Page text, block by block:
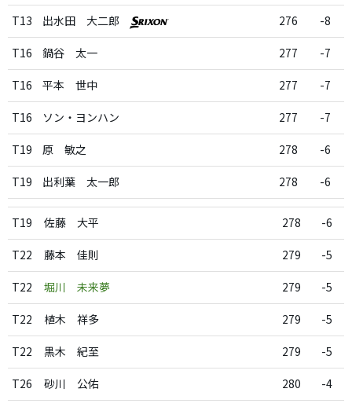
T13 出水田 大二郎 276 -8
T16 鍋谷 太一 277 -7
T16 平本 世中 277 -7
T16 ソン・ヨンハン 277 -7
T19 原 敏之 278 -6
T19 出利葉 太一郎 278 -6
T19 佐藤 大平 278 -6
T22 藤本 佳則 279 -5
T22 堀川 未来夢 279 -5
T22 植木 祥多 279 -5
T22 黒木 紀至 279 -5
T26 砂川 公佑 280 -4